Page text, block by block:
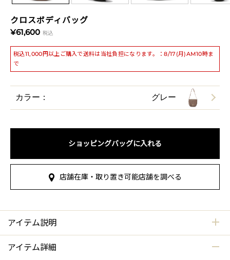
クロスボディバッグ
¥61,600 税込
税込11,000円以上ご購入で送料は当社負担になります。：8/17(月)AM10時ま
で
カラー： グレー
ショッピングバッグに入れる
店舗在庫・取り置き可能店舗を調べる
アイテム説明
アイテム詳細